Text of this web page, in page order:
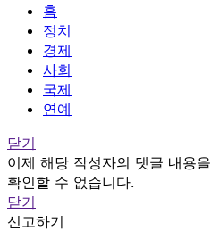
홈
정치
경제
사회
국제
연예
닫기
이제 해당 작성자의 댓글 내용을
확인할 수 없습니다.
닫기
신고하기